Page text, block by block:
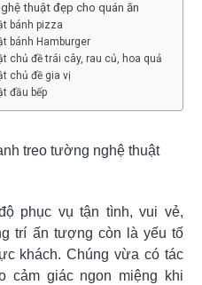
thuật đẹp cho quán ăn
bánh pizza
bánh Hamburger
chủ đề trái cây, rau củ, hoa quả
chủ đề gia vị
đầu bếp
treo tường nghệ thuật
phục vụ tận tình, vui vẻ,
trí ấn tượng còn là yếu tố
khách. Chúng vừa có tác
cảm giác ngon miệng khi